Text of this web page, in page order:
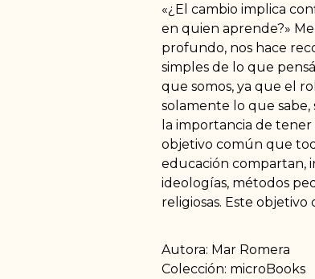
«¿El cambio implica
en quien aprende?»
profundo, nos hace
simples de lo que
que somos, ya que el
solamente lo que sabe,
la importancia de
objetivo común que
educación compartan,
ideologías, métodos
religiosas. Este objetivo
Autora: Mar Romera
Colección: microBooks